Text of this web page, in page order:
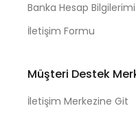
Banka Hesap
İletişim Formu
Müşteri Destek
İletişim Merkezine Git